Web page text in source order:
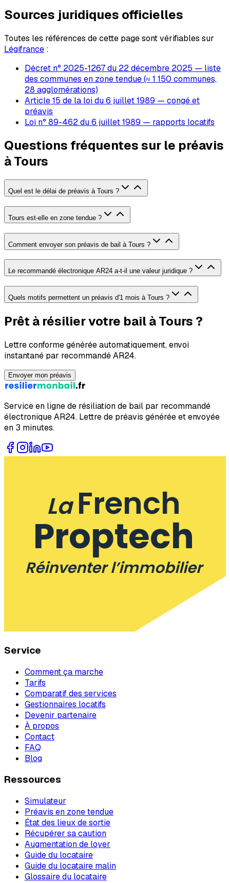
Sources juridiques officielles
Toutes les références de cette page sont vérifiables sur
Légifrance :
Décret n° 2025-1267 du 22 décembre 2025 — liste
des communes en zone tendue (≈ 1 150 communes,
28 agglomérations)
Article 15 de la loi du 6 juillet 1989 — congé et
préavis
Loi n° 89-462 du 6 juillet 1989 — rapports locatifs
Questions fréquentes sur le préavis
à Tours
Quel est le délai de préavis à Tours ?
Tours est-elle en zone tendue ?
Comment envoyer son préavis de bail à Tours ?
Le recommandé électronique AR24 a-t-il une valeur juridique ?
Quels motifs permettent un préavis d'1 mois à Tours ?
Prêt à résilier votre bail à Tours ?
Lettre conforme générée automatiquement, envoi
instantané par recommandé AR24.
Envoyer mon préavis
Service en ligne de résiliation de bail par recommandé
électronique AR24. Lettre de préavis générée et envoyée
en 3 minutes.
LaFrench
Proptech
Réinventer l’immobilier
Service
Comment ça marche
Tarifs
Comparatif des services
Gestionnaires locatifs
Devenir partenaire
À propos
Contact
FAQ
Blog
Ressources
Simulateur
Préavis en zone tendue
État des lieux de sortie
Récupérer sa caution
Augmentation de loyer
Guide du locataire
Guide du locataire malin
Glossaire du locataire